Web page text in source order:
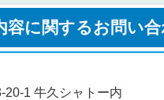
容に関するお問い
20-1 牛久シャトー内